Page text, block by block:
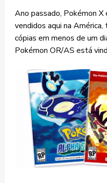
Ano passado, Pokémon X
vendidos aqui na
cópias em menos de um
Pokémon OR/AS está